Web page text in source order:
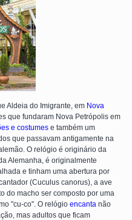
Aldeia do Imigrante, em Nova
que fundaram Nova Petrópolis em
e costumes e também um
que passavam antigamente na
O relógio é originário da
Alemanha, é originalmente
e tinham uma abertura por
(Cuculus canorus), a ave
do macho ser composto por uma
"cu-co". O relógio encanta não
mas adultos que ficam